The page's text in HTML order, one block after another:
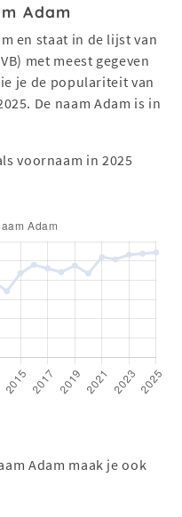
Adam
en staat in de lijst van
met meest gegeven
je de populariteit van
De naam Adam is in
voornaam in 2025
Adam maak je ook